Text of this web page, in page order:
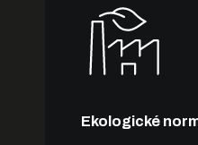
Ekologické